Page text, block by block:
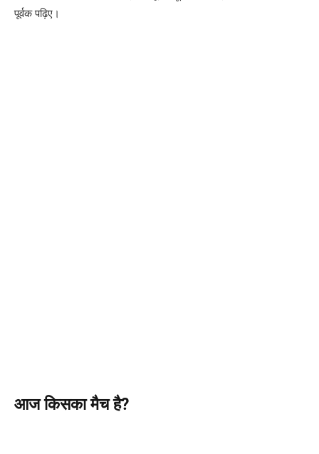
पूर्वक पढ़िए।
आज किसका मैच है?